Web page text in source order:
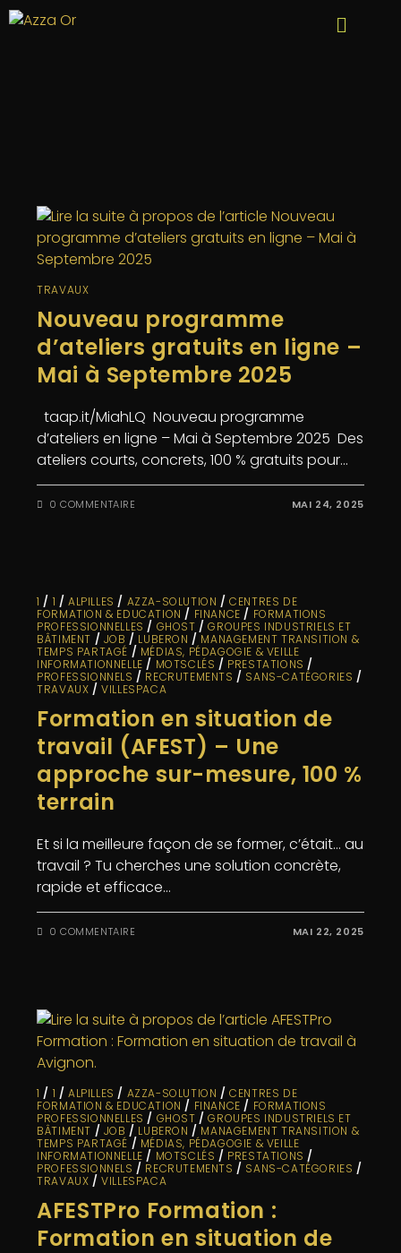
TRAVAUX
Nouveau programme
d’ateliers gratuits en ligne –
Mai à Septembre 2025
taap.it/MiahLQ Nouveau programme
d’ateliers en ligne – Mai à Septembre 2025 Des
ateliers courts, concrets, 100 % gratuits pour…
0 COMMENTAIRE MAI 24, 2025
1 / 1 /ALPILLES / AZZA-SOLUTION /CENTRES DE
FORMATION & EDUCATION / FINANCE / FORMATIONS
PROFESSIONNELLES / GHOST /GROUPES INDUSTRIELS ET
BÂTIMENT / JOB / LUBERON / MANAGEMENT TRANSITION &
TEMPS PARTAGÉ / MÉDIAS, PÉDAGOGIE & VEILLE
INFORMATIONNELLE / MOTSCLÉS / PRESTATIONS /
PROFESSIONNELS / RECRUTEMENTS / SANS-CATÉGORIES /
TRAVAUX /VILLESPACA
Formation en situation de
travail (AFEST) – Une
approche sur-mesure, 100 %
terrain
Et si la meilleure façon de se former, c’était… au
travail ? Tu cherches une solution concrète,
rapide et efficace…
0 COMMENTAIRE MAI 22, 2025
1 / 1 /ALPILLES / AZZA-SOLUTION /CENTRES DE
FORMATION & EDUCATION / FINANCE / FORMATIONS
PROFESSIONNELLES / GHOST /GROUPES INDUSTRIELS ET
BÂTIMENT / JOB / LUBERON / MANAGEMENT TRANSITION &
TEMPS PARTAGÉ / MÉDIAS, PÉDAGOGIE & VEILLE
INFORMATIONNELLE / MOTSCLÉS / PRESTATIONS /
PROFESSIONNELS / RECRUTEMENTS / SANS-CATÉGORIES /
TRAVAUX /VILLESPACA
AFESTPro Formation :
Formation en situation de